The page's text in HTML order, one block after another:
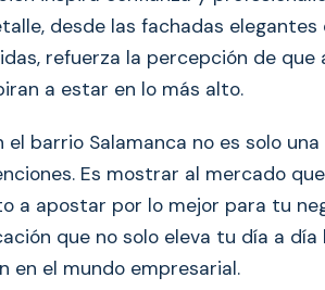
desde las fachadas
refuerza la percepción de que
a estar en lo más alto.
barrio Salamanca no es solo
Es mostrar al mercado
a apostar por lo mejor para tu
que no solo eleva tu día a
en el mundo empresarial.